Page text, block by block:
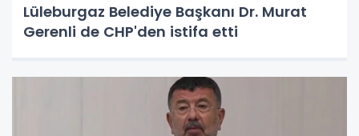
Lüleburgaz Belediye Başkanı Dr. Murat
Gerenli de CHP'den istifa etti